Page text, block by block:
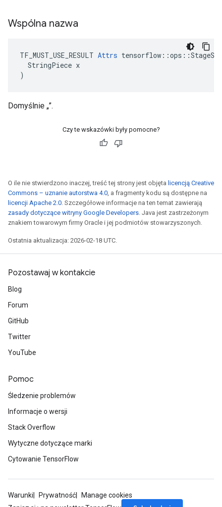
Wspólna nazwa
TF_MUST_USE_RESULT Attrs
  StringPiece x
)
Domyślnie „”.
Czy te wskazówki były pomocne?
O ile nie stwierdzono inaczej, treść tej strony jest objęta licencją Creative
Commons – uznanie autorstwa 4.0, a fragmenty kodu są dostępne na
licencji Apache 2.0. Szczegółowe informacje na ten temat zawierają
zasady dotyczące witryny Google Developers. Java jest zastrzeżonym
znakiem towarowym firmy Oracle i jej podmiotów stowarzyszonych.
Ostatnia aktualizacja: 2026-02-18 UTC.
Pozostawaj w kontakcie
Blog
Forum
GitHub
Twitter
YouTube
Pomoc
Śledzenie problemów
Informacje o wersji
Stack Overflow
Wytyczne dotyczące marki
Cytowanie TensorFlow
Warunki Prywatność
Manage cookies